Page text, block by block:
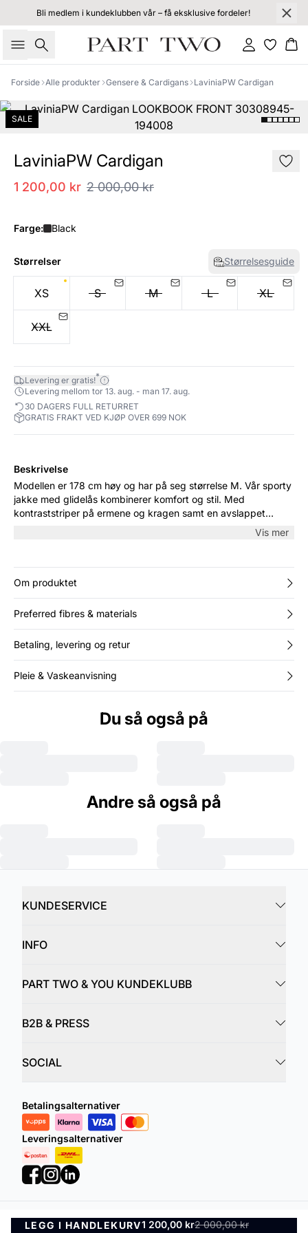
Bli medlem i kundeklubben vår – få eksklusive fordeler!
Søk Logg inn
Forside Alle produkter Gensere & Cardigans LaviniaPW Cardigan
SALE
LaviniaPW Cardigan
1 200,00 kr 2 000,00 kr
Farge: Black
Størrelser Størrelsesguide
XS S M L XL
XXL
Levering er gratis!*
Levering mellom tor 13. aug. - man 17. aug.
30 DAGERS FULL RETURRET
GRATIS FRAKT VED KJØP OVER 699 NOK
LEGG I HANDLEKURV1 200,00 kr2 000,00 kr
Beskrivelse
Modellen er 178 cm høy og har på seg størrelse M. Vår sporty
jakke med glidelås kombinerer komfort og stil. Med
kontraststriper på ermene og kragen samt en avslappet
passform, er den perfekt for både hverdagsbruk og fritid.Vis mer
Om produktet
Preferred fibres & materials
Betaling, levering og retur
Pleie & Vaskeanvisning
Du så også på
Andre så også på
KUNDESERVICE
INFO
PART TWO & YOU KUNDEKLUBB
B2B & PRESS
SOCIAL
Betalingsalternativer
Leveringsalternativer
Personvernregler Vilkår og betingelser